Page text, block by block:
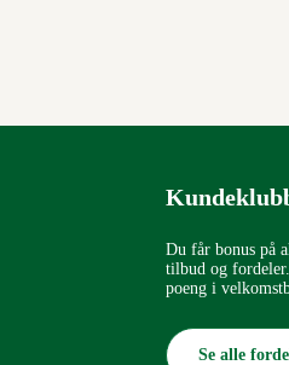
Du får bonus på
tilbud og
poeng i
Se alle